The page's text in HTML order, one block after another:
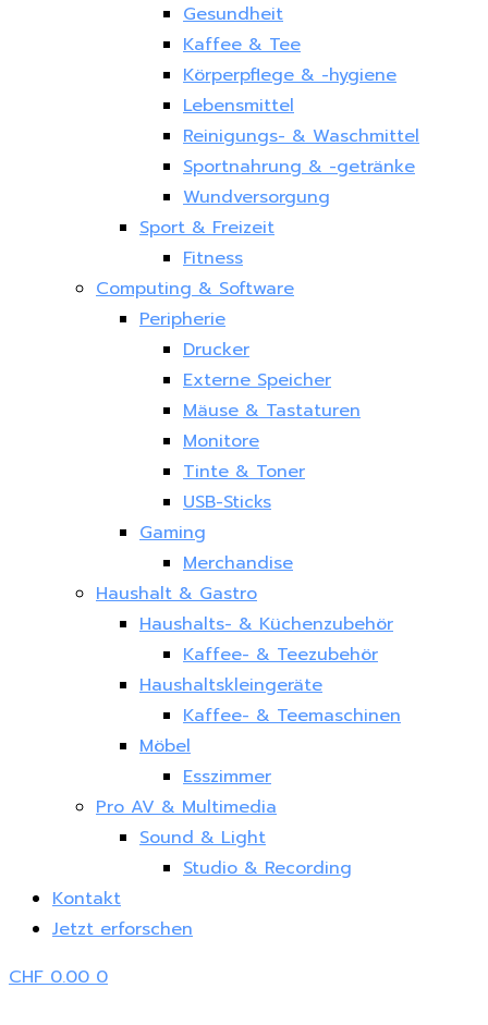
Gesundheit
Kaffee & Tee
Körperpflege & -hygiene
Lebensmittel
Reinigungs- & Waschmittel
Sportnahrung & -getränke
Wundversorgung
Sport & Freizeit
Fitness
Computing & Software
Peripherie
Drucker
Externe Speicher
Mäuse & Tastaturen
Monitore
Tinte & Toner
USB-Sticks
Gaming
Merchandise
Haushalt & Gastro
Haushalts- & Küchenzubehör
Kaffee- & Teezubehör
Haushaltskleingeräte
Kaffee- & Teemaschinen
Möbel
Esszimmer
Pro AV & Multimedia
Sound & Light
Studio & Recording
Kontakt
Jetzt erforschen
CHF0.00 0